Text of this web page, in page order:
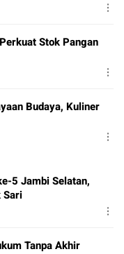
Stok Pangan
Budaya, Kuliner
5 Jambi Selatan,
Sari
Tanpa Akhir